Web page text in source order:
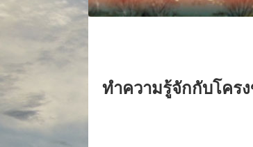
ทำความรู้จักกับโคร